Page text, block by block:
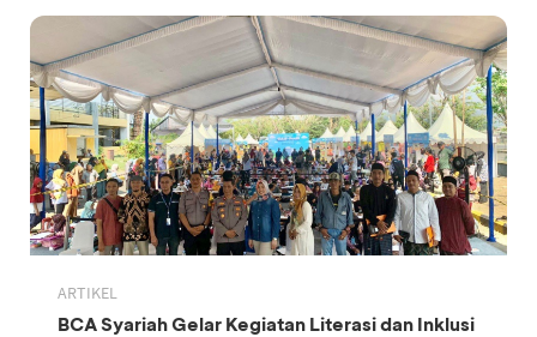
ARTIKEL
BCA Syariah Gelar Kegiatan Literasi dan Inklusi